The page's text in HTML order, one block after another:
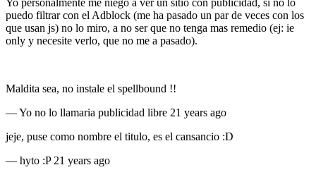
puedo filtrar con el Adblock (me ha pasado un par de veces con los
que usan js) no lo miro, a no ser que no tenga mas remedio (ej: ie
only y necesite verlo, que no me a pasado).
Maldita sea, no instale el spellbound !!
—Yo no lo llamaria publicidad libre 21 years ago
jeje, puse como nombre el titulo, es el cansancio :D
— hyto :P 21 years ago